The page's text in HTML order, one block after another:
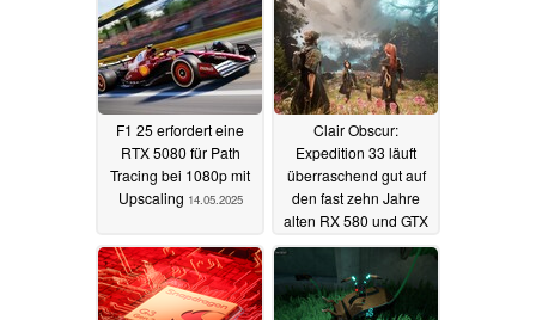
F1 25 erfordert eine
RTX 5080 für Path
Tracing bei 1080p mit
Upscaling 14.05.2025
Clair Obscur:
Expedition 33 läuft
überraschend gut auf
den fast zehn Jahre
alten RX 580 und GTX
106029.04.2025